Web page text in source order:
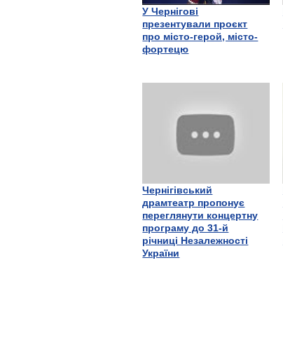
У Чернігові
презентували проєкт
про місто-герой, місто-
фортецю
Чернігівський
драмтеатр пропонує
переглянути концертну
програму до 31-й
річниці Незалежності
України